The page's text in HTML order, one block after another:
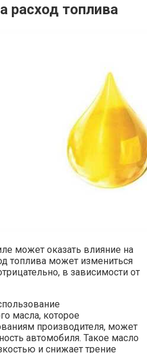
расход топлива
может оказать влияние на
топлива может измениться
в зависимости от
масла, которое
производителя, может
автомобиля. Такое масло
и снижает трение